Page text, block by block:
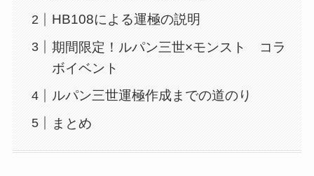
HB108による運極の説明
期間限定！ルパン三世×モンスト コラ
ボイベント
ルパン三世運極作成までの道のり
まとめ